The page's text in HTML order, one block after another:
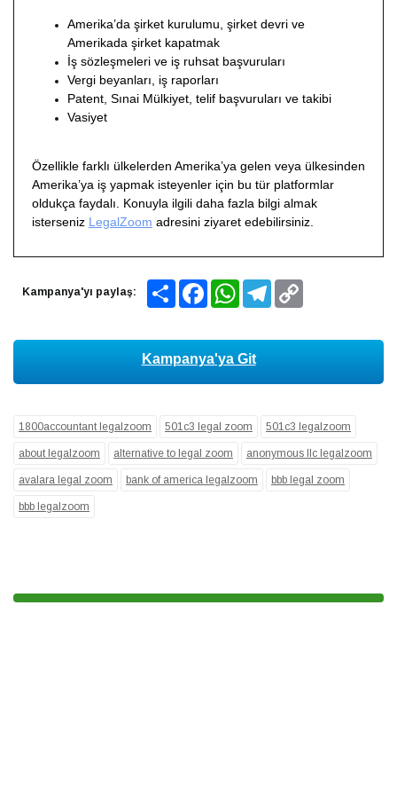
Amerika’da şirket kurulumu, şirket devri ve
Amerikada şirket kapatmak
İş sözleşmeleri ve iş ruhsat başvuruları
Vergi beyanları, iş raporları
Patent, Sınai Mülkiyet, telif başvuruları ve takibi
Vasiyet
Özellikle farklı ülkelerden Amerika’ya gelen veya ülkesinden
Amerika’ya iş yapmak isteyenler için bu tür platformlar
oldukça faydalı. Konuyla ilgili daha fazla bilgi almak
isterseniz LegalZoom adresini ziyaret edebilirsiniz.
Kampanya'yı paylaş: Share FacebookWhatsAppTelegram
Kampanya'ya Git
1800accountant legalzoom 501c3 legal zoom 501c3 legalzoom
about legalzoom alternative to legal zoom anonymous llc legalzoom
avalara legal zoom bank of america legalzoom bbb legal zoom
bbb legalzoom